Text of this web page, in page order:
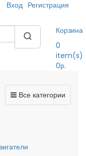
Вход Регистрация
Корзина
0
item(s)
0р.
Все категории